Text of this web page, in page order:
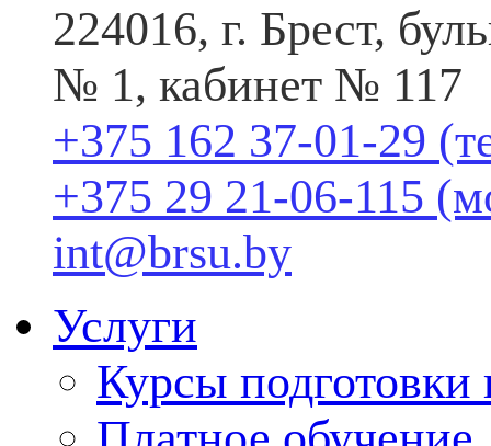
224016, г. Брест,
№ 1, кабинет № 117
+375 162 37-01-29
+375 29 21-06-115
int@brsu.by
Услуги
Курсы